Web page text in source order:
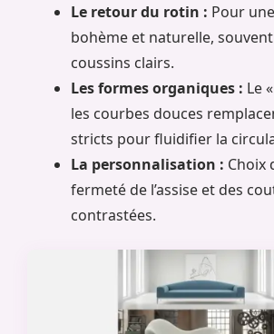
Le retour du rotin : Pour
bohème et naturelle,
coussins clairs.
Les formes organiques : Le
les courbes douces
stricts pour fluidifier la
La personnalisation : Choix
fermeté de l’assise et des
contrastées.